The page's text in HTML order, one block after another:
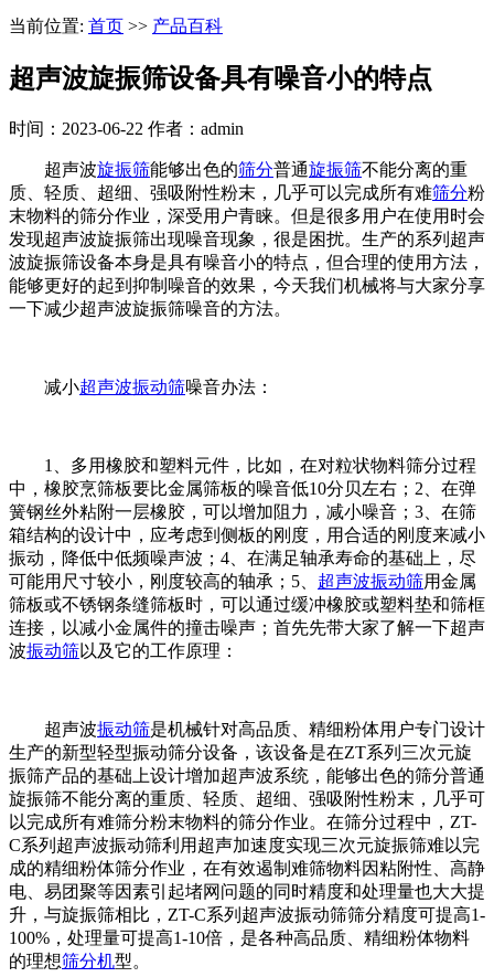
当前位置: 首页 >> 产品百科
超声波旋振筛设备具有噪音小的特点
时间：2023-06-22 作者：admin
超声波旋振筛能够出色的筛分普通旋振筛不能分离的重
质、轻质、超细、强吸附性粉末，几乎可以完成所有难筛分粉
末物料的筛分作业，深受用户青睐。但是很多用户在使用时会
发现超声波旋振筛出现噪音现象，很是困扰。生产的系列超声
波旋振筛设备本身是具有噪音小的特点，但合理的使用方法，
能够更好的起到抑制噪音的效果，今天我们机械将与大家分享
一下减少超声波旋振筛噪音的方法。
减小超声波振动筛噪音办法：
1、多用橡胶和塑料元件，比如，在对粒状物料筛分过程
中，橡胶烹筛板要比金属筛板的噪音低10分贝左右；2、在弹
簧钢丝外粘附一层橡胶，可以增加阻力，减小噪音；3、在筛
箱结构的设计中，应考虑到侧板的刚度，用合适的刚度来减小
振动，降低中低频噪声波；4、在满足轴承寿命的基础上，尽
可能用尺寸较小，刚度较高的轴承；5、 超声波振动筛用金属
筛板或不锈钢条缝筛板时，可以通过缓冲橡胶或塑料垫和筛框
连接，以减小金属件的撞击噪声；首先先带大家了解一下超声
波振动筛以及它的工作原理：
超声波振动筛是机械针对高品质、精细粉体用户专门设计
生产的新型轻型振动筛分设备，该设备是在ZT系列三次元旋
振筛产品的基础上设计增加超声波系统，能够出色的筛分普通
旋振筛不能分离的重质、轻质、超细、强吸附性粉末，几乎可
以完成所有难筛分粉末物料的筛分作业。在筛分过程中，ZT-
C系列超声波振动筛利用超声加速度实现三次元旋振筛难以完
成的精细粉体筛分作业，在有效遏制难筛物料因粘附性、高静
电、易团聚等因素引起堵网问题的同时精度和处理量也大大提
升，与旋振筛相比，ZT-C系列超声波振动筛筛分精度可提高1-
100%，处理量可提高1-10倍，是各种高品质、精细粉体物料
的理想筛分机型。